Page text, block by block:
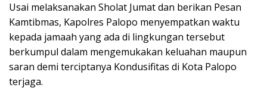
Usai melaksanakan Sholat Jumat dan berikan Pesan
Kamtibmas, Kapolres Palopo menyempatkan waktu
kepada jamaah yang ada di lingkungan tersebut
berkumpul dalam mengemukakan keluahan maupun
saran demi terciptanya Kondusifitas di Kota Palopo
terjaga.